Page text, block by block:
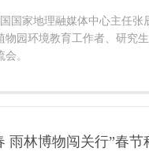
国家地理融媒体中心主任张
物园环境教育工作者、研究
。
雨林博物闯关行”春